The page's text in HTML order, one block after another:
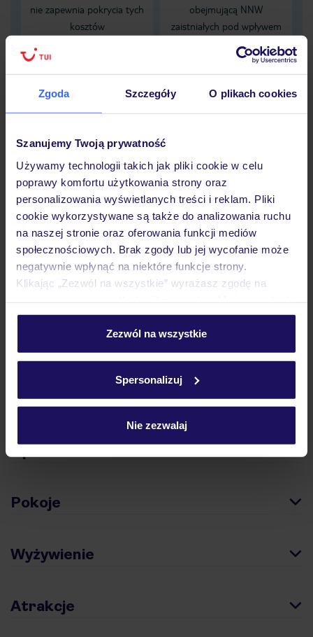
Zgoda Szczegóły O plikach cookies
Szanujemy Twoją prywatność
Używamy technologii takich jak pliki cookie w celu
poprawy komfortu użytkowania strony oraz
personalizowania wyświetlanych treści i reklam. Pliki
cookie wykorzystywane są także do analizowania ruchu
na naszej stronie oraz oferowania funkcji mediów
społecznościowych. Brak zgody lub jej wycofanie może
negatywnie wpłynąć na niektóre funkcje strony.
Klikając „Zezwól na wszystkie” wyrażasz zgodę na
personalizować swój wybór wchodząc w zakładkę
Szczegółowe informacje o plikach cookie znajdziesz
Zezwól na wszystkie
Spersonalizuj
Nie zezwalaj
nie zapewnia pokrycia tych
kosztów
obejmującą NNW
zaistniałych pod wpływem
Dane Mondial Assistance
Sprawdź szczegóły
wariantów ochrony »
Dlaczego warto wybrać TUI?
Hotel
Opinie
Pokoje
Wyżywienie
Atrakcje